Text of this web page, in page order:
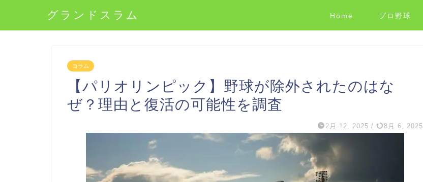
グランドスラム Home プロ野球
コラム
【パリオリンピック】野球が除外されたのはな
ぜ？理由と復活の可能性を調査
2月 12, 2025 / 8月 6, 2025